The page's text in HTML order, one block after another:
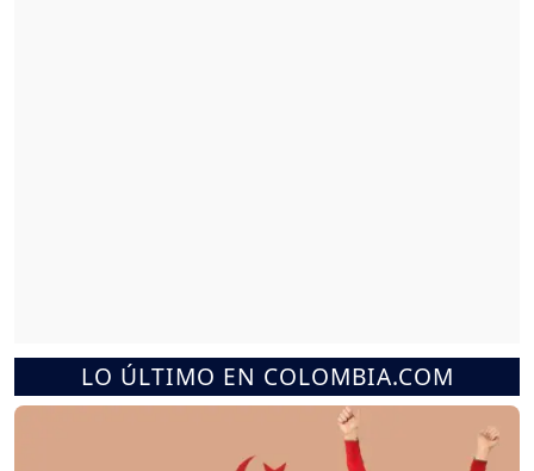
LO ÚLTIMO EN COLOMBIA.COM